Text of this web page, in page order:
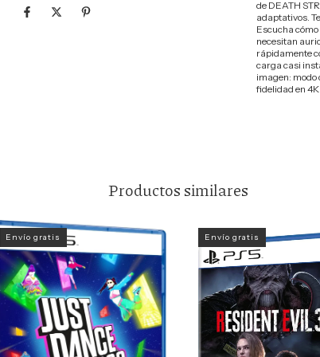
de DEATH
adaptativos.
Escucha cómo
necesitan
rápidamente
carga casi
imagen: modo
fidelidad en
Productos similares
Envío gratis Envío gratis